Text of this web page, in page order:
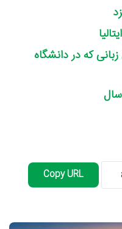
که در دانشگاه
Copy URL